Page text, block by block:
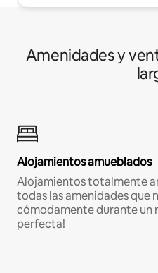
Amenidades y
Alojamientos amueblados
Alojamientos totalmente
todas las amenidades que
cómodamente durante un
perfecta!